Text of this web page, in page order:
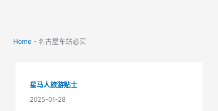
Home -名古屋车站必买
星马人旅游贴士
2025-01-28